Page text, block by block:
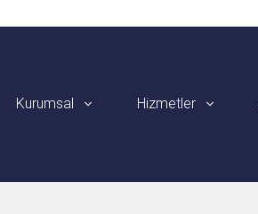
Kurumsal Hizmetler